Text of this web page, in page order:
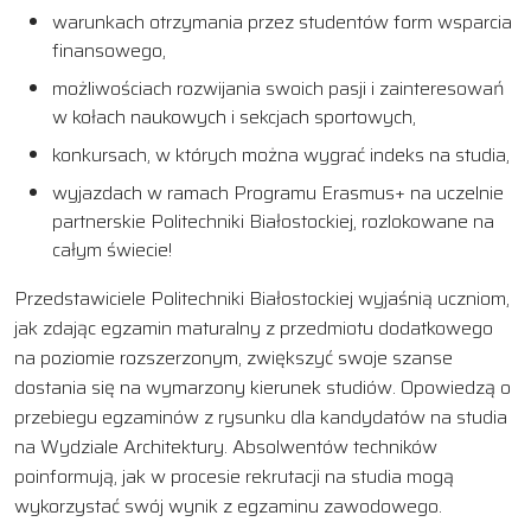
warunkach otrzymania przez studentów form wsparcia
finansowego,
możliwościach rozwijania swoich pasji i zainteresowań
w kołach naukowych i sekcjach sportowych,
konkursach, w których można wygrać indeks na studia,
wyjazdach w ramach Programu Erasmus+ na uczelnie
partnerskie Politechniki Białostockiej, rozlokowane na
całym świecie!
Przedstawiciele Politechniki Białostockiej wyjaśnią uczniom,
jak zdając egzamin maturalny z przedmiotu dodatkowego
na poziomie rozszerzonym, zwiększyć swoje szanse
dostania się na wymarzony kierunek studiów. Opowiedzą o
przebiegu egzaminów z rysunku dla kandydatów na studia
na Wydziale Architektury. Absolwentów techników
poinformują, jak w procesie rekrutacji na studia mogą
wykorzystać swój wynik z egzaminu zawodowego.